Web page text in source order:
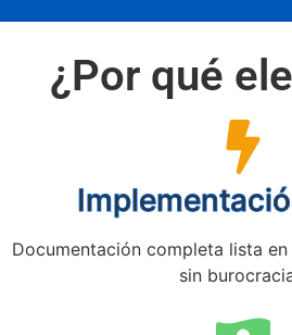
¿Por qué
Documentación completa lista
sin